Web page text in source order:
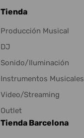
Tienda
Producción Musical
DJ
Sonido/Iluminación
Instrumentos Musicales
Video/Streaming
Outlet
Tienda Barcelona